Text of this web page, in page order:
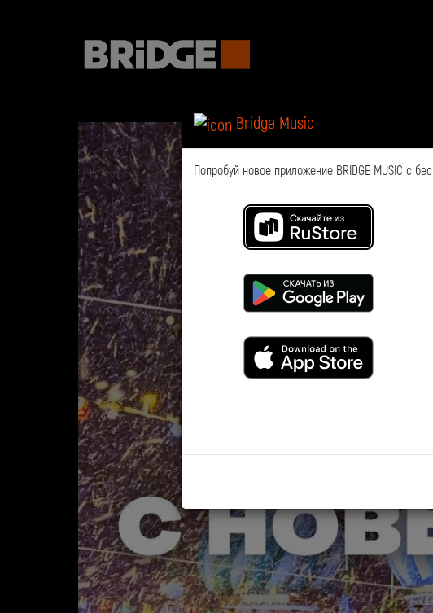
Bridge Music
Попробуй новое приложение BRIDGE MUSIC с